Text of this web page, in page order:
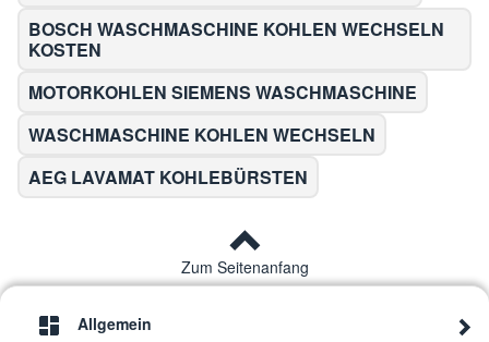
BOSCH WASCHMASCHINE KOHLEN WECHSELN
KOSTEN
MOTORKOHLEN SIEMENS WASCHMASCHINE
WASCHMASCHINE KOHLEN WECHSELN
AEG LAVAMAT KOHLEBÜRSTEN
Zum Seitenanfang
Allgemein